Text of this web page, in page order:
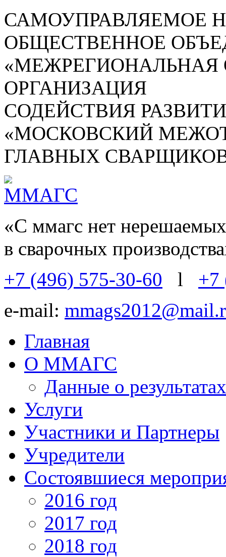
САМОУПРАВЛЯЕМОЕ
ОБЩЕСТВЕННОЕ
ОРГАНИЗАЦИЯ
СОДЕЙСТВИЯ
«МОСКОВСКИЙ
ГЛАВНЫХ
«С ммагс нет
в сварочных
+7 (496) 575-30-60 l +7
e-mail:
Главная
О ММАГС
Данные о
Услуги
Участники и Партнеры
Учредители
Состоявшиеся
2016 год
2017 год
2018 год